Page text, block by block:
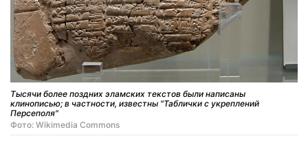
Тысячи более поздних эламских текстов были написаны
клинописью; в частности, известны "Таблички с укреплений
Персеполя"
Фото: Wikimedia Commons